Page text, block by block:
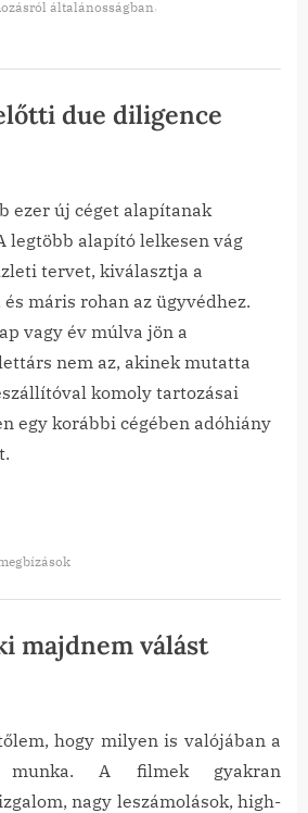
általánosságban,
due diligence
ezer új céget alapítanak
legtöbb alapító lelkesen vág
tervet, kiválasztja a
máris rohan az ügyvédhez.
vagy év múlva jön a
nem az, akinek mutatta
komoly tartozásai
egy korábbi cégében adóhiány
majdnem válást
hogy milyen is valójában a
munka. A filmek gyakran
nagy leszámolások, high-